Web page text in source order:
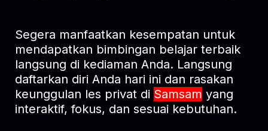
Segera manfaatkan kesempatan untuk
mendapatkan bimbingan belajar terbaik
langsung di kediaman Anda. Langsung
daftarkan diri Anda hari ini dan rasakan
keunggulan les privat di Samsam yang
interaktif, fokus, dan sesuai kebutuhan.